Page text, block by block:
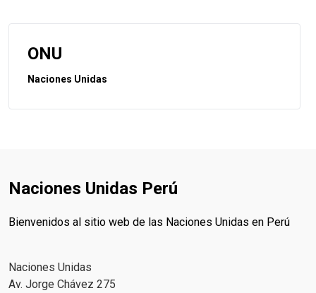
ONU
Naciones Unidas
Naciones Unidas Perú
Bienvenidos al sitio web de las Naciones Unidas en Perú
Naciones Unidas
Av. Jorge Chávez 275